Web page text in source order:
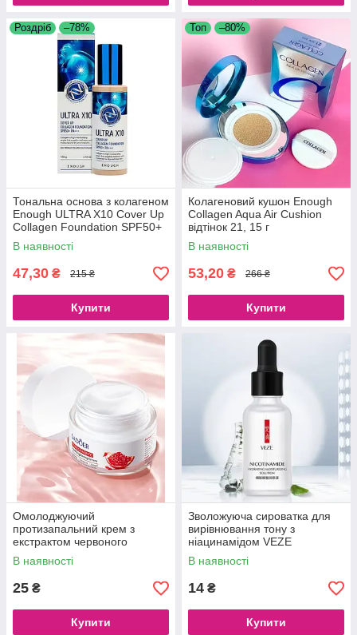
Роздріб –78%
Тональна основа з колагеном
Enough ULTRA X10 Cover Up
Collagen Foundation SPF50+
PA+++ No21 (100 g)
В наявності
47,30 ₴ 215 ₴
Купити
Топ –80%
Колагеновий кушон Enough
Collagen Aqua Air Cushion
відтінок 21, 15 г
В наявності
53,20 ₴ 266 ₴
Купити
Омолоджуючий
протизапальний крем з
екстрактом червоного
гранату та гіалуроновою
кислотою SADOER, 50 г
В наявності
25 ₴
Купити
Зволожуюча сироватка для
вирівнювання тону з
ніацинамідом VEZE
NICOTINAMIDE, 15 мл
В наявності
14 ₴
Купити